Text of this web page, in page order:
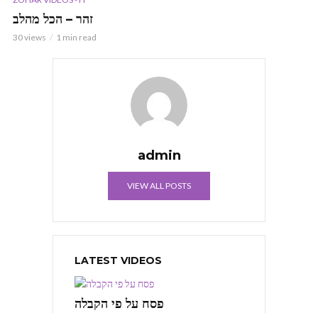
זהר – הכל מהלב
30 views 1 min read
admin
VIEW ALL POSTS
LATEST VIDEOS
פסח על פי הקבלה